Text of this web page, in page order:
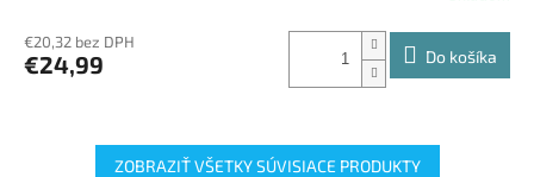
€20,32 bez DPH
€24,99 Do košíka
ZOBRAZIŤ VŠETKY SÚVISIACE PRODUKTY